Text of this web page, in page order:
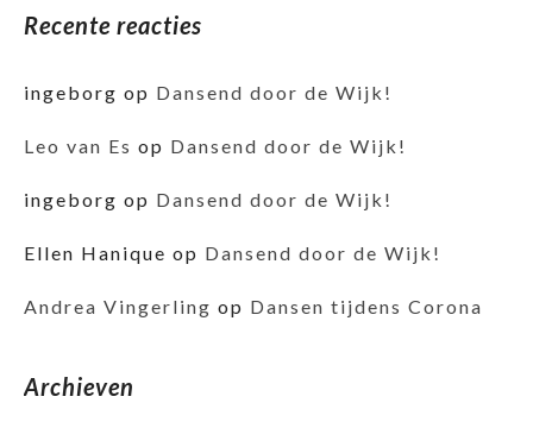
Recente reacties
ingeborg op Dansend door de Wijk!
Leo van Es op Dansend door de Wijk!
ingeborg op Dansend door de Wijk!
Ellen Hanique op Dansend door de Wijk!
Andrea Vingerling op Dansen tijdens Corona
Archieven